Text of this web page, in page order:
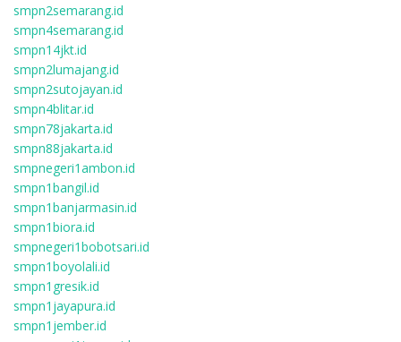
smpn2semarang.id
smpn4semarang.id
smpn14jkt.id
smpn2lumajang.id
smpn2sutojayan.id
smpn4blitar.id
smpn78jakarta.id
smpn88jakarta.id
smpnegeri1ambon.id
smpn1bangil.id
smpn1banjarmasin.id
smpn1biora.id
smpnegeri1bobotsari.id
smpn1boyolali.id
smpn1gresik.id
smpn1jayapura.id
smpn1jember.id